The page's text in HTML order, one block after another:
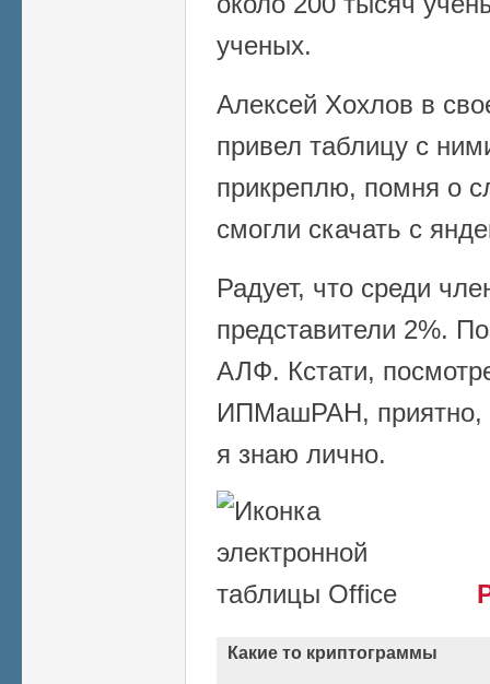
ученых.
Алексей Хохлов в
привел таблицу с
прикреплю, помня о
смогли скачать с
Радует, что среди
представители 2%.
АЛФ. Кстати,
ИПМашРАН, приятно,
я знаю лично.
Какие то криптограммы